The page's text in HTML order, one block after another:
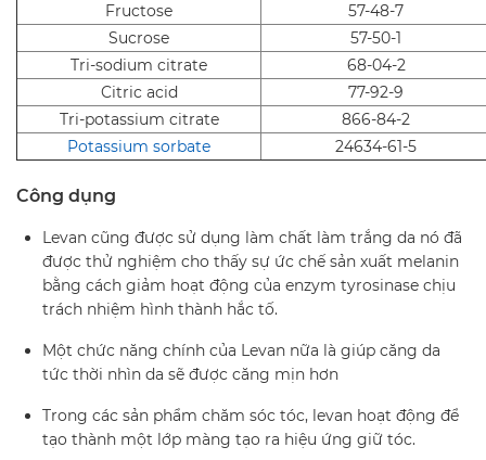
Fructose
57-48-7
Sucrose
57-50-1
Tri-sodium citrate
68-04-2
Citric acid
77-92-9
Tri-potassium citrate
866-84-2
Potassium sorbate
24634-61-5
Công dụng
Levan cũng được sử dụng làm chất làm trắng da nó đã
được thử nghiệm cho thấy sự ức chế sản xuất melanin
bằng cách giảm hoạt động của enzym tyrosinase chịu
trách nhiệm hình thành hắc tố.
Một chức năng chính của Levan nữa là giúp căng da
tức thời nhìn da sẽ được căng mịn hơn
Trong các sản phẩm chăm sóc tóc, levan hoạt động để
tạo thành một lớp màng tạo ra hiệu ứng giữ tóc.